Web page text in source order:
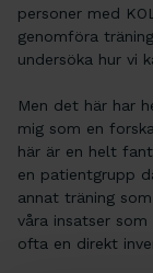
personer med
genomföra
undersöka hur vi
Men det här har
mig som en
här är en helt
en patientgrupp
annat träning
våra insatser
ofta en direkt